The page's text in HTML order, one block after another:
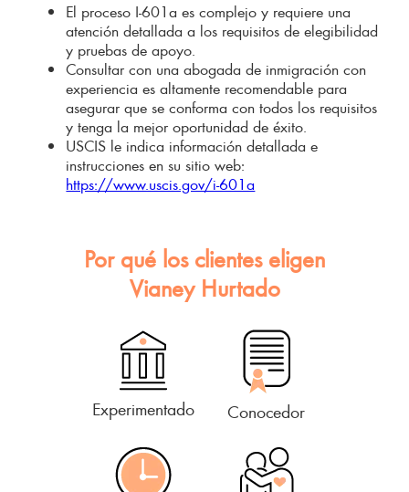
El proceso I-601a es complejo y requiere una
atención detallada a los requisitos de elegibilidad
y pruebas de apoyo.
Consultar con una abogada de inmigración con
experiencia es altamente recomendable para
asegurar que se conforma con todos los requisitos
y tenga la mejor oportunidad de éxito.
USCIS le indica información detallada e
instrucciones en su sitio web:
https://www.uscis.gov/i-601a
Por qué los clientes eligen
Vianey Hurtado
Experimentado Conocedor